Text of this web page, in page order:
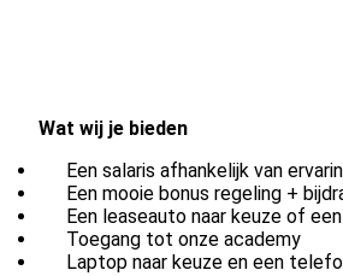
Wat wij je bieden
Een salaris afhankelijk van
Een mooie bonus regeling +
Een leaseauto naar keuze of
Toegang tot onze academy
Laptop naar keuze en een